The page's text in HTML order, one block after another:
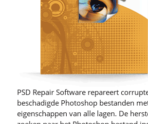
PSD Repair Software repareert
beschadigde Photoshop bestanden
eigenschappen van alle lagen. De